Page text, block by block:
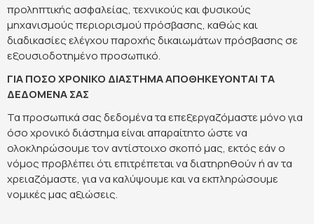
προληπτικής ασφαλείας, τεχνικούς και φυσικούς
μηχανισμούς περιορισμού πρόσβασης, καθώς και
διαδικασίες ελέγχου παροχής δικαιωμάτων πρόσβασης σε
εξουσιοδοτημένο προσωπικό.
ΓΙΑ ΠΟΣΟ ΧΡΟΝΙΚΟ ΔΙΑΣΤΗΜΑ ΑΠΟΘΗΚΕΥΟΝΤΑΙ ΤΑ
ΔΕΔΟΜΕΝΑ ΣΑΣ
Τα προσωπικά σας δεδομένα τα επεξεργαζόμαστε μόνο για
όσο χρονικό διάστημα είναι απαραίτητο ώστε να
ολοκληρώσουμε τον αντίστοιχο σκοπό μας, εκτός εάν ο
νόμος προβλέπει ότι επιτρέπεται να διατηρηθούν ή αν τα
χρειαζόμαστε, για να καλύψουμε και να εκπληρώσουμε
νομικές μας αξιώσεις.